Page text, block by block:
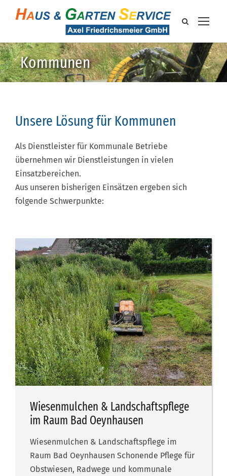
Kommunen
Unsere Lösung für Kommunen
Als Dienstleister für Kommunale Betriebe
übernehmen wir Dienstleistungen in vielen
Einsatzbereichen.
Aus unseren bisherigen Einsätzen ergeben sich
folgende Schwerpunkte:
Wiesenmulchen & Landschaftspflege
im Raum Bad Oeynhausen
Wiesenmulchen & Landschaftspflege im
Raum Bad Oeynhausen Schonende Pflege für
Obstwiesen, Radwege und kommunale